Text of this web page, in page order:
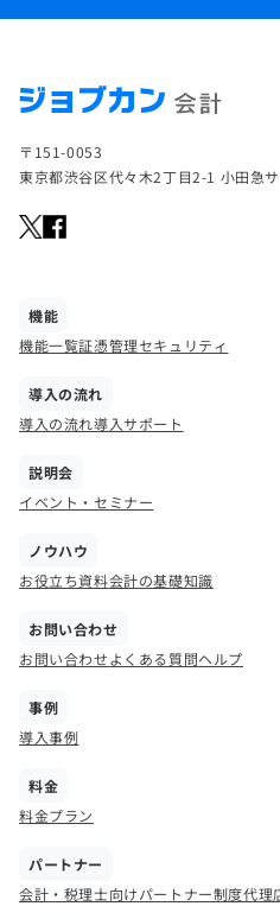
〒151-0053
東京都渋谷区代々木2丁目2-1 小田急
機能
機能一覧証憑管理セキュリティ
導入の流れ
導入の流れ導入サポート
説明会
イベント・セミナー
ノウハウ
お役立ち資料会計の基礎知識
お問い合わせ
お問い合わせよくある質問ヘルプ
事例
導入事例
料金
料金プラン
パートナー
会計・税理士向けパートナー制度代理